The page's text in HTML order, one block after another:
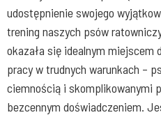
udostępnienie swojego
trening naszych psów
okazała się idealnym miejscem
pracy w trudnych warunkach –
ciemnością i skomplikowanymi
bezcennym doświadczeniem.